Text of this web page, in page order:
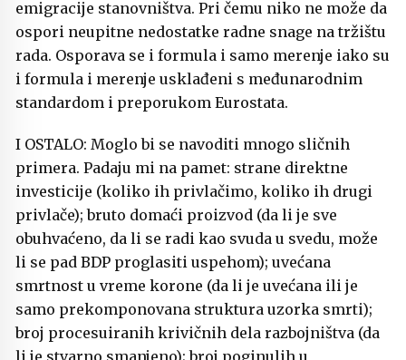
emigracije stanovništva. Pri čemu niko ne može da
ospori neupitne nedostatke radne snage na tržištu
rada. Osporava se i formula i samo merenje iako su
i formula i merenje usklađeni s međunarodnim
standardom i preporukom Eurostata.
I OSTALO: Moglo bi se navoditi mnogo sličnih
primera. Padaju mi na pamet: strane direktne
investicije (koliko ih privlačimo, koliko ih drugi
privlače); bruto domaći proizvod (da li je sve
obuhvaćeno, da li se radi kao svuda u svedu, može
li se pad BDP proglasiti uspehom); uvećana
smrtnost u vreme korone (da li je uvećana ili je
samo prekomponovana struktura uzorka smrti);
broj procesuiranih krivičnih dela razbojništva (da
li je stvarno smanjeno); broj poginulih u